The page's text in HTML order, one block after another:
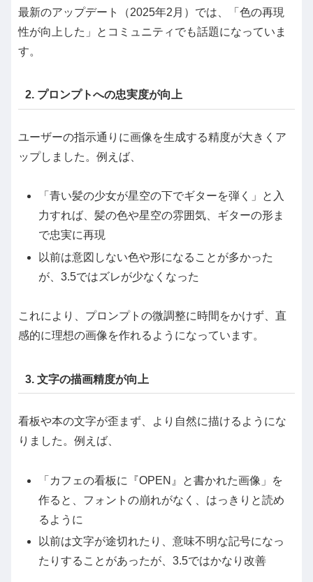
最新のアップデート（2025年2月）では、「色の再現
性が向上した」とコミュニティでも話題になっていま
す。
2. プロンプトへの忠実度が向上
ユーザーの指示通りに画像を生成する精度が大きくア
ップしました。例えば、
「青い髪の少女が星空の下でギターを弾く」と入
力すれば、髪の色や星空の雰囲気、ギターの形ま
で忠実に再現
以前は意図しない色や形になることが多かった
が、3.5ではズレが少なくなった
これにより、プロンプトの微調整に時間をかけず、直
感的に理想の画像を作れるようになっています。
3. 文字の描画精度が向上
看板や本の文字が歪まず、より自然に描けるようにな
りました。例えば、
「カフェの看板に『OPEN』と書かれた画像」を
作ると、フォントの崩れがなく、はっきりと読め
るように
以前は文字が途切れたり、意味不明な記号になっ
たりすることがあったが、3.5ではかなり改善